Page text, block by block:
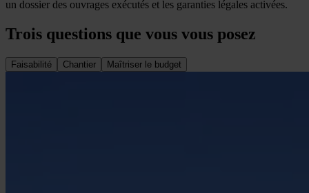
un dossier des ouvrages exécutés et les garanties légales activées.
Trois questions que vous vous posez
Faisabilité Chantier Maîtriser le budget